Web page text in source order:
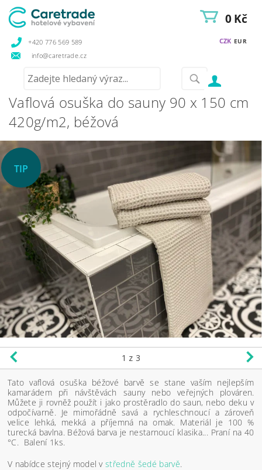
+420 776 569 589
info@caretrade.cz
CZK EUR
0 Kč
Vaflová osuška do sauny 90 x 150 cm
420g/m2, béžová
TIP
1 z 3
Tato vaflová osuška béžové barvě se stane vaším nejlepším
kamarádem při návštěvách sauny nebo veřejných plováren.
Můžete ji rovněž použít i jako prostěradlo do saun, nebo deku v
odpočívarně. Je mimořádně savá a rychleschnoucí a zároveň
velice lehká, mekká a příjemná na omak. Materiál je 100 %
turecká bavlna. Béžová barva je nestarnoucí klasika... Praní na 40
°C. Balení 1ks.
V nabídce stejný model vstředně šedé barvě